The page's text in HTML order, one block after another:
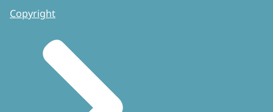
Copyright